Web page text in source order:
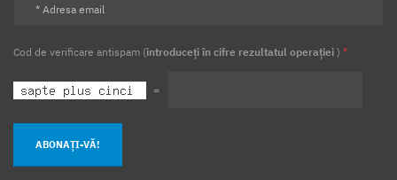
Cod de verificare antispam (introduceți în cifre rezultatul operației ) *
=
ABONAȚI-VĂ!